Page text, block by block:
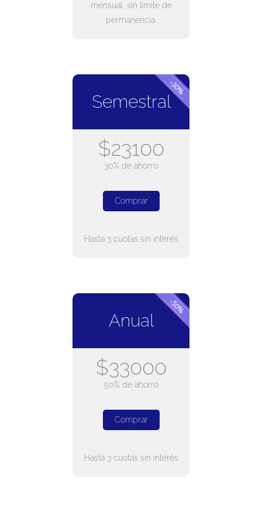
mensual, sin límite de
permanencia.
Semestral
$23100
30% de ahorro
Comprar
Hasta 3 cuotas sin interés
Anual
$33000
50% de ahorro
Comprar
Hasta 3 cuotas sin interés